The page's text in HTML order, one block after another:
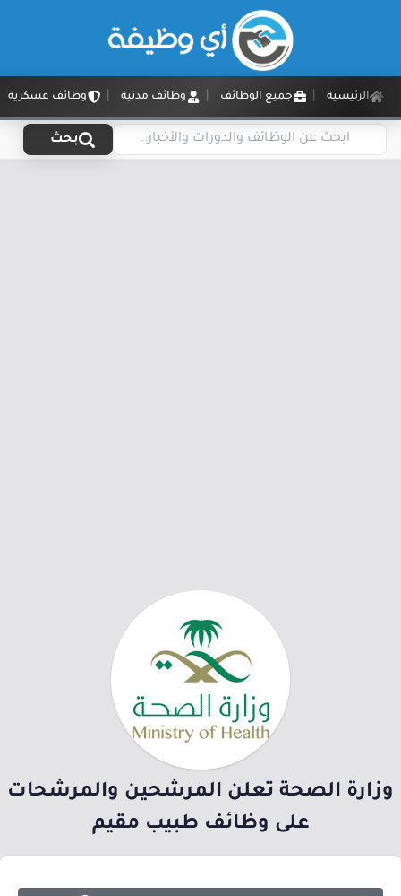
الرئيسية جميع الوظائف وظائف مدنية وظائف عسكرية
بحث
وزارة الصحة تعلن المرشحين والمرشحات
على وظائف طبيب مقيم